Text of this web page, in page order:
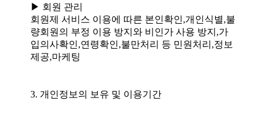
▶ 회원 관리
회원제 서비스 이용에 따른 본인확인,개인식별,불
량회원의 부정 이용 방지와 비인가 사용 방지,가
입의사확인,연령확인,불만처리 등 민원처리,정보
제공,마케팅
3. 개인정보의 보유 및 이용기간